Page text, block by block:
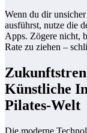
Wenn du dir
ausführst, nutze die
Apps. Zögere nicht,
Rate zu ziehen –
Künstliche
Pilates-Welt